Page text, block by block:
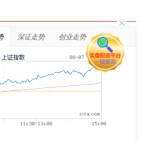
深证走势 创业走势